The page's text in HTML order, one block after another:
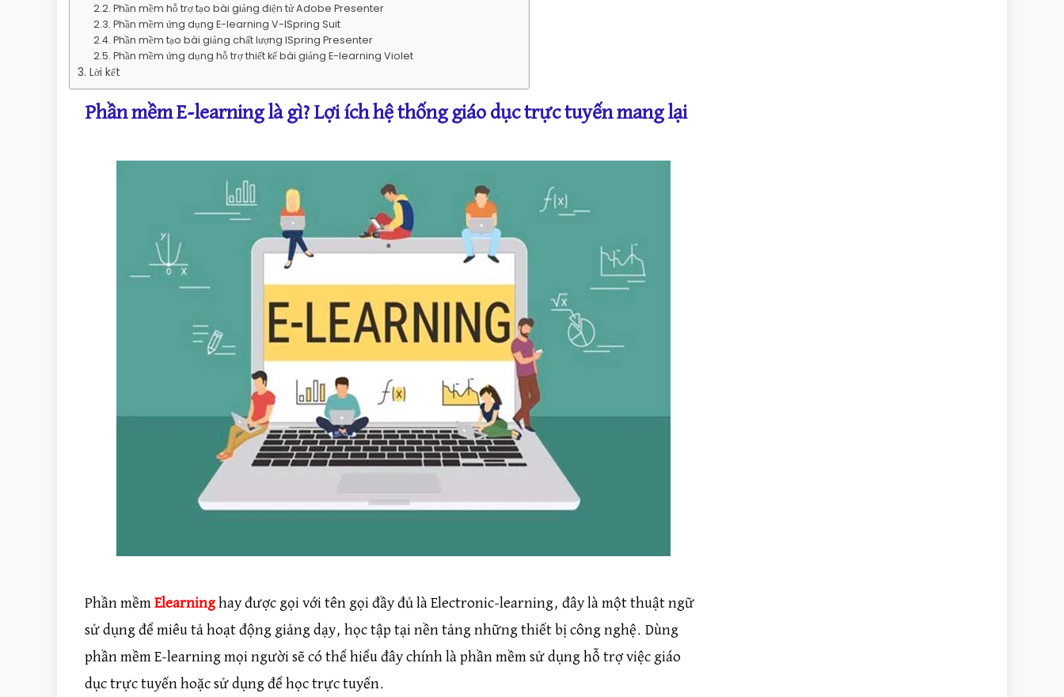
Phần mềm hỗ trợ tạo bài giảng điện tử Adobe Presenter
Phần mềm ứng dụng E-learning V-ISpring Suit
Phần mềm tạo bài giảng chất lượng ISpring Presenter
Phần mềm ứng dụng hỗ trợ thiết kế bài giảng E-learning Violet
Lời kết
Phần mềm E-learning là gì? Lợi ích hệ thống giáo dục trực tuyến mang lại
Phần mềm Elearning hay được gọi với tên gọi đầy đủ là Electronic-learning, đây là một thuật ngữ
sử dụng để miêu tả hoạt động giảng dạy, học tập tại nền tảng những thiết bị công nghệ. Dùng
phần mềm E-learning mọi người sẽ có thể hiểu đây chính là phần mềm sử dụng hỗ trợ việc giáo
dục trực tuyến hoặc sử dụng để học trực tuyến.